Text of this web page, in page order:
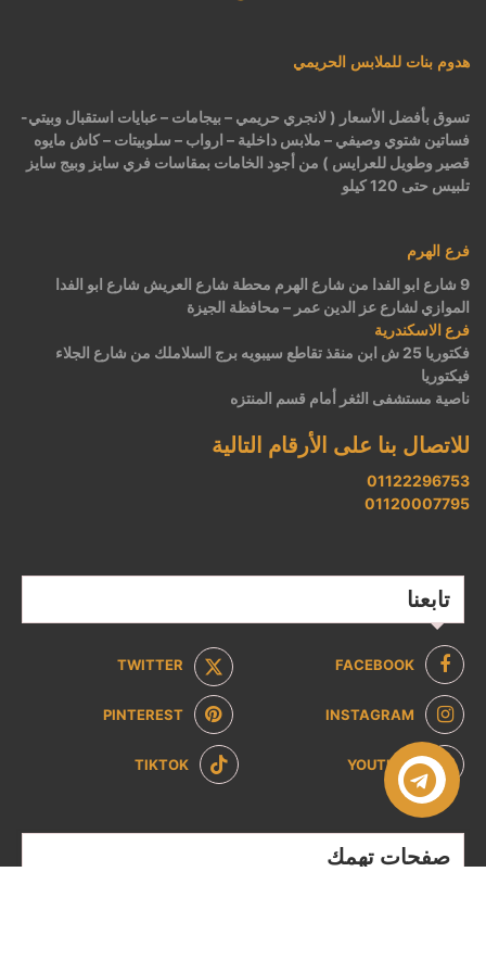
هدوم بنات للملابس الحريمي
تسوق بأفضل الأسعار ( لانجري حريمي – بيجامات – عبايات استقبال وبيتي-
فساتين شتوي وصيفي – ملابس داخلية – ارواب – سلوبيتات – كاش مايوه
قصير وطويل للعرايس ) من أجود الخامات بمقاسات فري سايز وبيج سايز
تلبيس حتى 120 كيلو
فرع الهرم
9 شارع ابو الفدا من شارع الهرم محطة شارع العريش شارع ابو الفدا
الموازي لشارع عز الدين عمر – محافظة الجيزة
فرع الاسكندرية
فكتوريا 25 ش ابن منقذ تقاطع سيبويه برج السلاملك من شارع الجلاء
فيكتوريا
ناصية مستشفى الثغر أمام قسم المنتزه
للاتصال بنا على الأرقام التالية
01122296753
01120007795
تابعنا
FACEBOOK
TWITTER
INSTAGRAM
PINTEREST
YOUTUBE
TIKTOK
صفحات تهمك